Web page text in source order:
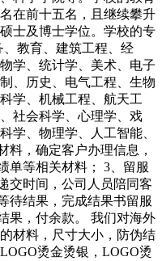
在前十五名，且继续攀升
士及博士学位。学校的专
教育、建筑工程、经
学、统计学、美术、电子
、历史、电气工程、生物
学、机械工程、航天工
社会科学、心理学、戏
学、物理学、人工智能、
料，确定客户办理信息，
单等相关材料； 3、留服
交时间，公司人员陪同客
待结果，完成结果书留服
果，付余款。 我们对海外
材料，尺寸大小，防伪结
烫金烫银，LOGO烫